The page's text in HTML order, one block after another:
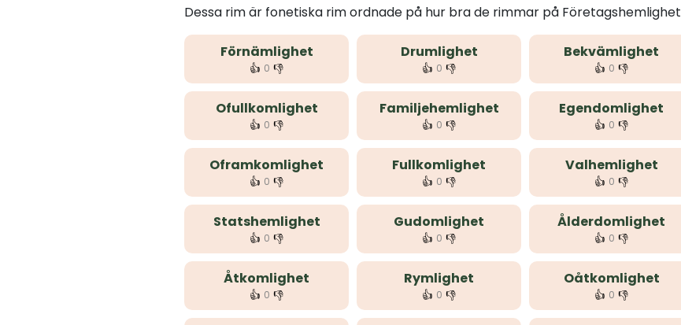
Dessa rim är fonetiska rim ordnade på hur bra de rimmar på Företagshemlighet
Förnämlighet
👍 0 👎
Drumlighet
👍 0 👎
Bekvämlighet
👍 0 👎
Ofullkomlighet
👍 0 👎
Familjehemlighet
👍 0 👎
Egendomlighet
👍 0 👎
Oframkomlighet
👍 0 👎
Fullkomlighet
👍 0 👎
Valhemlighet
👍 0 👎
Statshemlighet
👍 0 👎
Gudomlighet
👍 0 👎
Ålderdomlighet
👍 0 👎
Åtkomlighet
👍 0 👎
Rymlighet
👍 0 👎
Oåtkomlighet
👍 0 👎